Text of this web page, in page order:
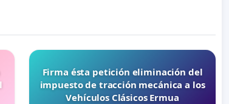
Firma ésta petición eliminación del
impuesto de tracción mecánica a los
Vehículos Clásicos Ermua